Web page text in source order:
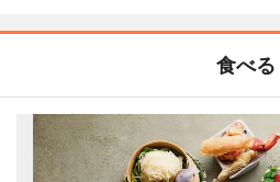
食べる